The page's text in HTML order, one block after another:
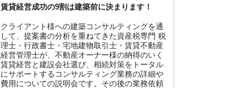
賃貸経営成功の9割は建築前に決まります！
クライアント様への建築コンサルティングを通
して、提案書の分析を重ねてきた資産税専門 税
理士・行政書士・宅地建物取引士・賃貸不動産
経営管理士が、不動産オーナー様の納得のいく
賃貸経営と建設会社選び、相続対策をトータル
にサポートするコンサルティング業務の詳細や
費用についての説明会です。その後の業務依頼